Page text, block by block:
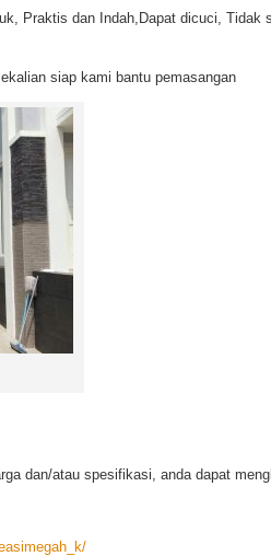
Praktis dan Indah,Dapat dicuci, Tidak
siap kami bantu pemasangan
dan/atau spesifikasi, anda dapat